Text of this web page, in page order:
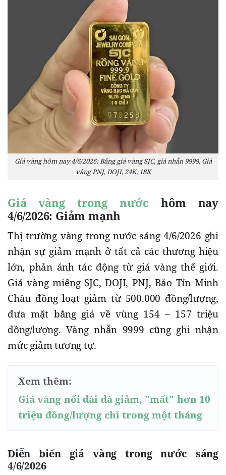
Giá vàng hôm nay 4/6/2026: Bảng giá vàng SJC, giá nhẫn 9999, Giá
vàng PNJ, DOJI, 24K, 18K
Giá vàng trong nước hôm nay
4/6/2026: Giảm mạnh
Thị trường vàng trong nước sáng 4/6/2026 ghi
nhận sự giảm mạnh ở tất cả các thương hiệu
lớn, phản ánh tác động từ giá vàng thế giới.
Giá vàng miếng SJC, DOJI, PNJ, Bảo Tín Minh
Châu đồng loạt giảm từ 500.000 đồng/lượng,
đưa mặt bằng giá về vùng 154 – 157 triệu
đồng/lượng. Vàng nhẫn 9999 cũng ghi nhận
mức giảm tương tự.
Xem thêm:
Giá vàng nối dài đà giảm, "mất" hơn 10
triệu đồng/lượng chỉ trong một tháng
Diễn biến giá vàng trong nước sáng
4/6/2026